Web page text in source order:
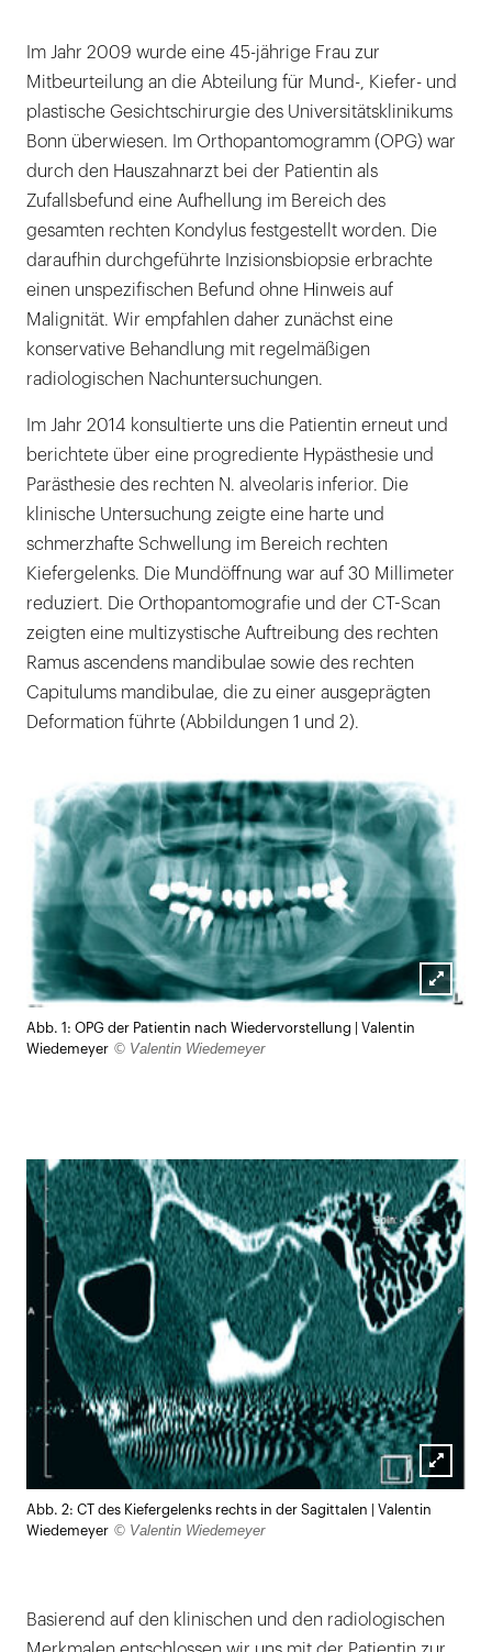
Im Jahr 2009 wurde eine 45-jährige Frau zur
Mitbeurteilung an die Abteilung für Mund-, Kiefer- und
plastische Gesichtschirurgie des Universitätsklinikums
Bonn überwiesen. Im Orthopantomogramm (OPG) war
durch den Hauszahnarzt bei der Patientin als
Zufallsbefund eine Aufhellung im Bereich des
gesamten rechten Kondylus festgestellt worden. Die
daraufhin durchgeführte Inzisionsbiopsie erbrachte
einen unspezifischen Befund ohne Hinweis auf
Malignität. Wir empfahlen daher zunächst eine
konservative Behandlung mit regelmäßigen
radiologischen Nachuntersuchungen.
Im Jahr 2014 konsultierte uns die Patientin erneut und
berichtete über eine progrediente Hypästhesie und
Parästhesie des rechten N. alveolaris inferior. Die
klinische Untersuchung zeigte eine harte und
schmerzhafte Schwellung im Bereich rechten
Kiefergelenks. Die Mundöffnung war auf 30 Millimeter
reduziert. Die Orthopantomografie und der CT-Scan
zeigten eine multizystische Auftreibung des rechten
Ramus ascendens mandibulae sowie des rechten
Capitulums mandibulae, die zu einer ausgeprägten
Deformation führte (Abbildungen 1 und 2).
Abb. 1: OPG der Patientin nach Wiedervorstellung | Valentin
Wiedemeyer © Valentin Wiedemeyer
Abb. 2: CT des Kiefergelenks rechts in der Sagittalen | Valentin
Wiedemeyer © Valentin Wiedemeyer
Basierend auf den klinischen und den radiologischen